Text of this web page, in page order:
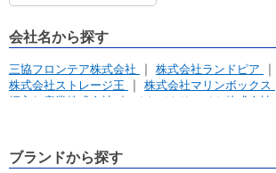
会社名から探す
三協フロンテア株式会社 株式会社ランドピア
株式会社ストレージ王
株式会社マリンボックス
押入れ産業株式会社
イナバクリエイト株式会社
ハウスセレクト株式会社 ハウスメイトネットワ
アドレス賃貸株式会社
合同会社JOINTSPACE
ブランドから探す